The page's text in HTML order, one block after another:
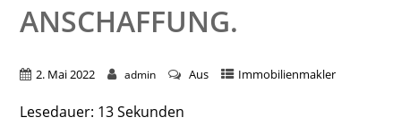
ANSCHAFFUNG.
2. Mai 2022 admin Aus Immobilienmakler
Lesedauer: 13Sekunden